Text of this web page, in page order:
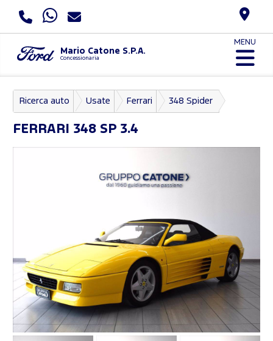
Mario Catone S.P.A.
Concessionaria
MENU
Ricerca auto Usate Ferrari 348 Spider
FERRARI 348 SP 3.4